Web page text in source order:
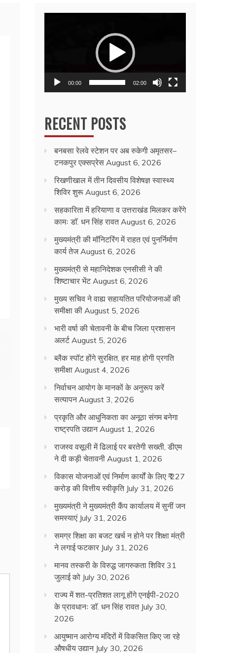
00:00 02:00
RECENT POSTS
बनबसा रेलवे स्टेशन पर अब रुकेगी अमृतसर–
टनकपुर एक्सप्रेस August 6, 2026
रिखणीखाल में तीन दिवसीय विशेषज्ञ स्वास्थ्य
शिविर शुरू August 6, 2026
सहकारिता में हरियाणा व उत्तराखंड मिलकर करेंगे
कामः डाॅ. धन सिंह रावत August 6, 2026
मुख्यमंत्री की मॉनिटरिंग में राहत एवं पुनर्निर्माण
कार्य तेज August 6, 2026
मुख्यमंत्री से महानिदेशक एनसीसी ने की
शिष्टाचार भेंट August 6, 2026
मुख्य सचिव ने वाह्य सहायतित परियोजनाओं की
समीक्षा की August 5, 2026
भारी वर्षा की चेतावनी के बीच जिला प्रशासन
अलर्ट August 5, 2026
ब्लैक स्पॉट होंगे सुरक्षित, हर माह होगी प्रगति
समीक्षा August 4, 2026
निर्वाचन आयोग के मानकों के अनुरूप करें
सत्यापन August 3, 2026
प्रकृति और आधुनिकता का अनूठा संगम बनेगा
राष्ट्रपति उद्यान August 1, 2026
राजस्व वसूली में ढिलाई पर बरतेगी सख्ती, डीएम
ने दी कड़ी चेतावनी August 1, 2026
विकास योजनाओं एवं निर्माण कार्यों के लिए ₹ 227
करोड़ की वित्तीय स्वीकृति July 31, 2026
मुख्यमंत्री ने मुख्यमंत्री कैंप कार्यालय में सुनीं जन
समस्याएं July 31, 2026
समग्र शिक्षा का बजट खर्च न होने पर शिक्षा मंत्री
ने लगाई फटकार July 31, 2026
मानव तस्करी के विरुद्ध जागरुकता शिविर 31
जुलाई को July 30, 2026
राज्य में शत-प्रतिशत लागू होंगे एनईपी-2020
के प्रावधानः डाॅ. धन सिंह रावत July 30,
2026
आयुष्मान आरोग्य मंदिरों में विकसित किए जा रहे
औषधीय उद्यान July 30, 2026